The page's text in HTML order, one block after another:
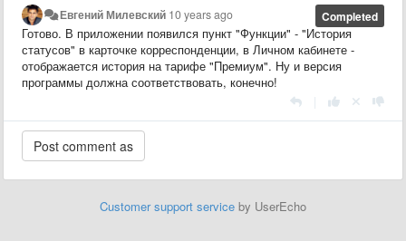
Completed
Евгений Милевский 10 years ago
Готово. В приложении появился пункт "Функции" - "История
статусов" в карточке корреспонденции, в Личном кабинете -
отображается история на тарифе "Премиум". Ну и версия
программы должна соответствовать, конечно!
Customer support service by UserEcho